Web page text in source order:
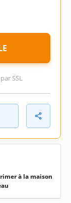
SSL
à la maison